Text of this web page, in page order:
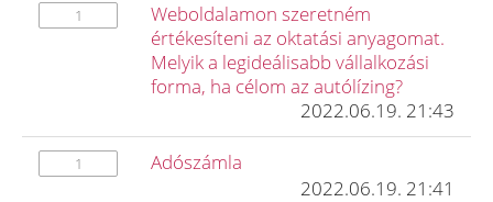
1
Weboldalamon szeretném
értékesíteni az oktatási anyagomat.
Melyik a legideálisabb vállalkozási
forma, ha célom az autólízing?
2022.06.19. 21:43
1
Adószámla
2022.06.19. 21:41